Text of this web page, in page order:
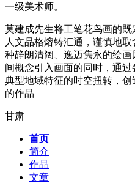
一级美术师。
莫建成先生将工笔花鸟画的
人文品格熔铸汇通，谨慎地
种静朗清阔、逸迈隽永的绘
间概念引入画面的同时，通
典型地域特征的时空扭转，
的作品
甘肃
首页
简介
作品
文章